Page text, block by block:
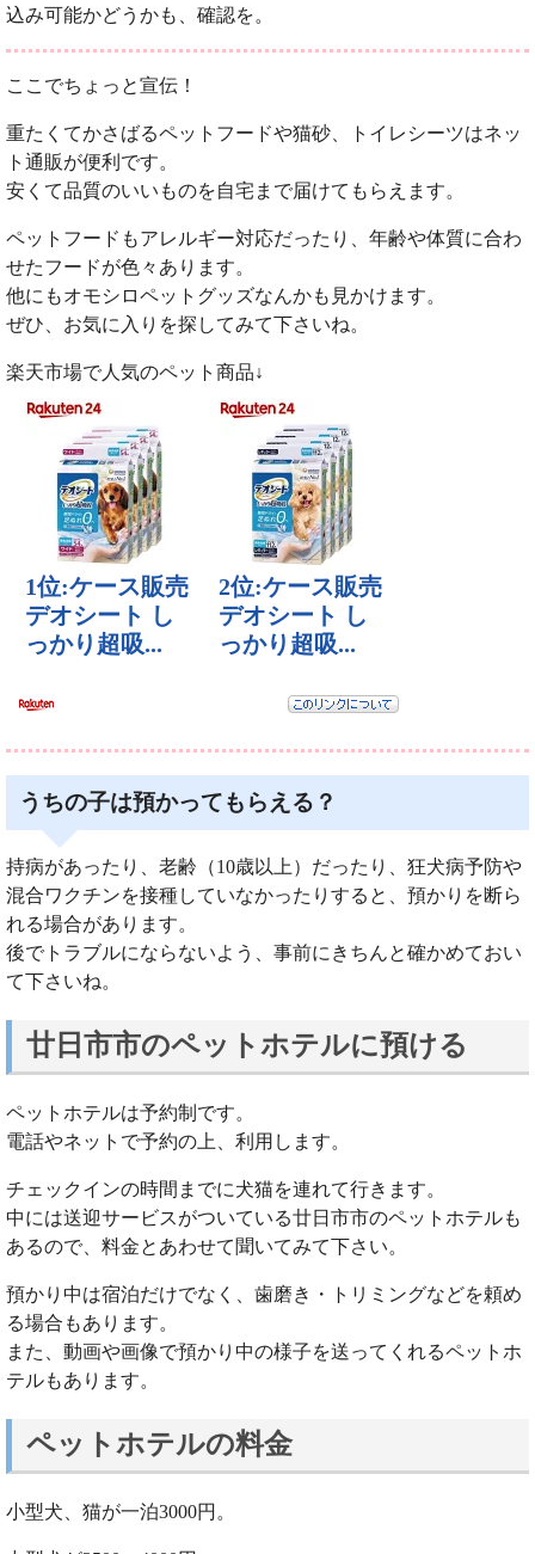
込み可能かどうかも、確認を。
ここでちょっと宣伝！
重たくてかさばるペットフードや猫砂、トイレシーツはネッ
ト通販が便利です。
安くて品質のいいものを自宅まで届けてもらえます。
ペットフードもアレルギー対応だったり、年齢や体質に合わ
せたフードが色々あります。
他にもオモシロペットグッズなんかも見かけます。
ぜひ、お気に入りを探してみて下さいね。
楽天市場で人気のペット商品↓
うちの子は預かってもらえる？
持病があったり、老齢（10歳以上）だったり、狂犬病予防や
混合ワクチンを接種していなかったりすると、預かりを断ら
れる場合があります。
後でトラブルにならないよう、事前にきちんと確かめておい
て下さいね。
廿日市市のペットホテルに預ける
ペットホテルは予約制です。
電話やネットで予約の上、利用します。
チェックインの時間までに犬猫を連れて行きます。
中には送迎サービスがついている廿日市市のペットホテルも
あるので、料金とあわせて聞いてみて下さい。
預かり中は宿泊だけでなく、歯磨き・トリミングなどを頼め
る場合もあります。
また、動画や画像で預かり中の様子を送ってくれるペットホ
テルもあります。
ペットホテルの料金
小型犬、猫が一泊3000円。